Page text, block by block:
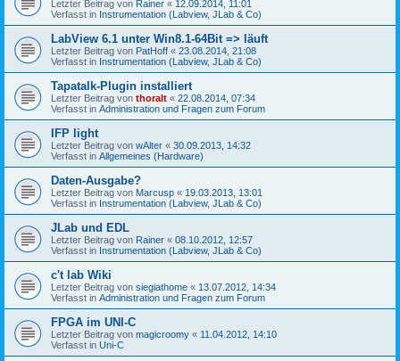
Letzter Beitrag von Rainer « 12.09.2014, 11:01
Verfasst in Instrumentation (Labview, JLab & Co)
LabView 6.1 unter Win8.1-64Bit => läuft
Letzter Beitrag von PatHoff « 23.08.2014, 21:08
Verfasst in Instrumentation (Labview, JLab & Co)
Tapatalk-Plugin installiert
Letzter Beitrag von thoralt « 22.08.2014, 07:34
Verfasst in Administration und Fragen zum Forum
IFP light
Letzter Beitrag von wAlter « 30.09.2013, 14:32
Verfasst in Allgemeines (Hardware)
Daten-Ausgabe?
Letzter Beitrag von Marcusp « 19.03.2013, 13:01
Verfasst in Instrumentation (Labview, JLab & Co)
JLab und EDL
Letzter Beitrag von Rainer « 08.10.2012, 12:57
Verfasst in Instrumentation (Labview, JLab & Co)
c't lab Wiki
Letzter Beitrag von siegiathome « 13.07.2012, 14:34
Verfasst in Administration und Fragen zum Forum
FPGA im UNI-C
Letzter Beitrag von magicroomy « 11.04.2012, 14:10
Verfasst in Uni-C